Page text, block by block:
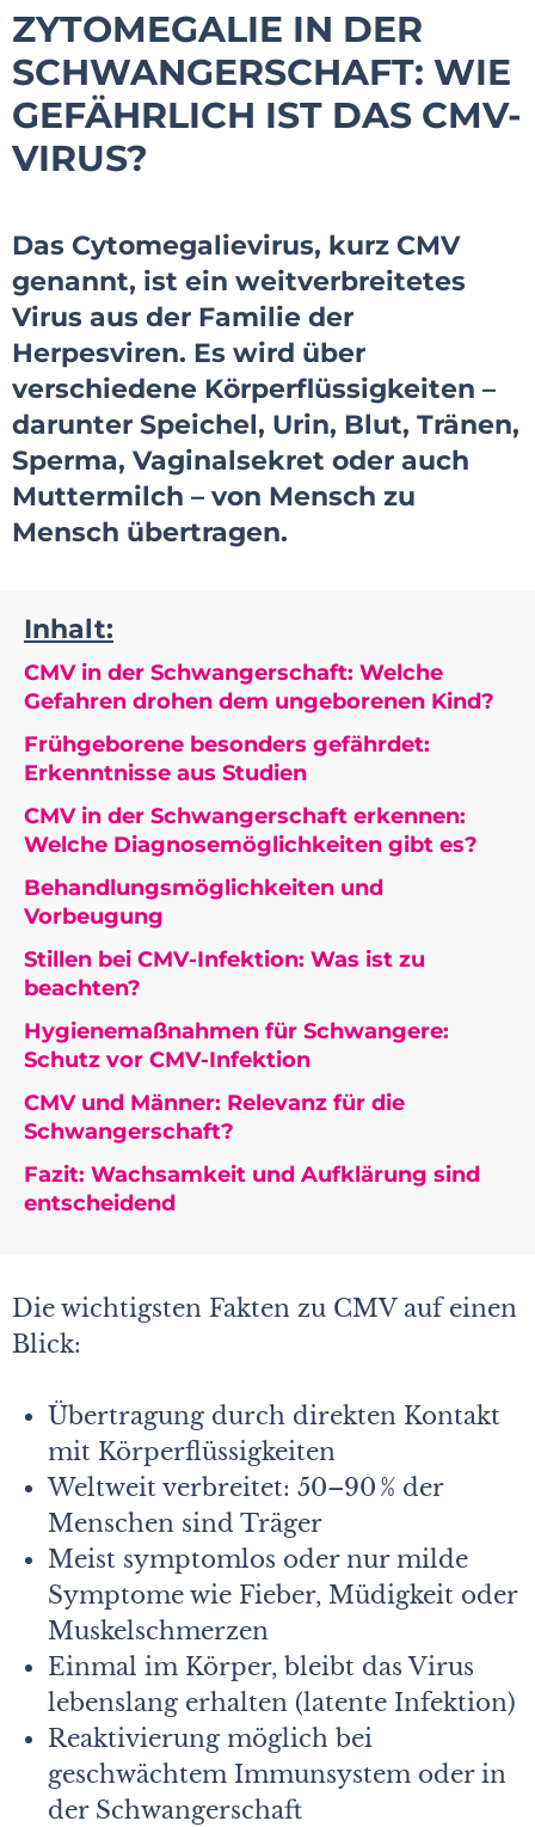
ZYTOMEGALIE IN DER
SCHWANGERSCHAFT: WIE
GEFÄHRLICH IST DAS CMV-
VIRUS?
Das Cytomegalievirus, kurz CMV
genannt, ist ein weitverbreitetes
Virus aus der Familie der
Herpesviren. Es wird über
verschiedene Körperflüssigkeiten –
darunter Speichel, Urin, Blut, Tränen,
Sperma, Vaginalsekret oder auch
Muttermilch – von Mensch zu
Mensch übertragen.
Inhalt:
CMV in der Schwangerschaft: Welche
Gefahren drohen dem ungeborenen Kind?
Frühgeborene besonders gefährdet:
Erkenntnisse aus Studien
CMV in der Schwangerschaft erkennen:
Welche Diagnosemöglichkeiten gibt es?
Behandlungsmöglichkeiten und
Vorbeugung
Stillen bei CMV-Infektion: Was ist zu
beachten?
Hygienemaßnahmen für Schwangere:
Schutz vor CMV-Infektion
CMV und Männer: Relevanz für die
Schwangerschaft?
Fazit: Wachsamkeit und Aufklärung sind
entscheidend
Die wichtigsten Fakten zu CMV auf einen
Blick:
Übertragung durch direkten Kontakt
mit Körperflüssigkeiten
Weltweit verbreitet: 50–90 % der
Menschen sind Träger
Meist symptomlos oder nur milde
Symptome wie Fieber, Müdigkeit oder
Muskelschmerzen
Einmal im Körper, bleibt das Virus
lebenslang erhalten (latente Infektion)
Reaktivierung möglich bei
geschwächtem Immunsystem oder in
der Schwangerschaft